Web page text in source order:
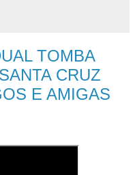
TOMBA
CRUZ
E AMIGAS